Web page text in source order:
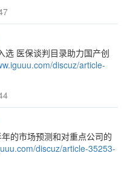
选 医保谈判目录助力国产创
discuz/article-
的市场预测和对重点公司的
discuz/article-35253-